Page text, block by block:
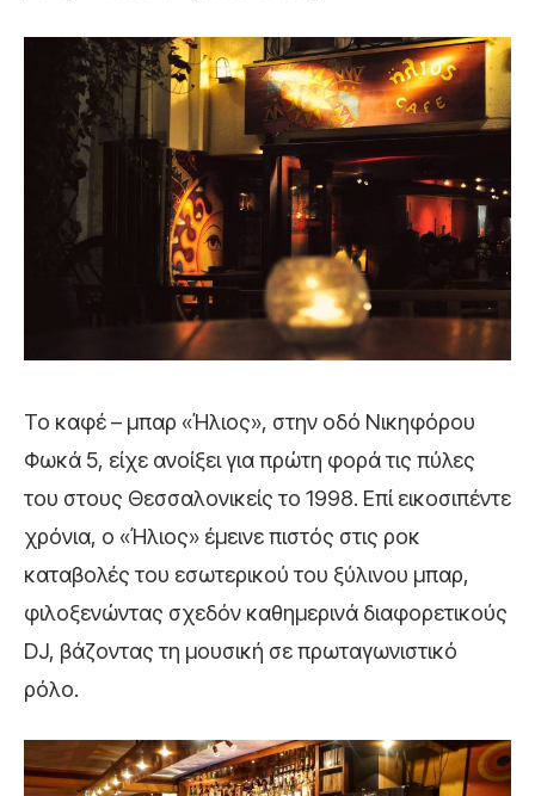
Το καφέ – μπαρ «Ήλιος», στην οδό Νικηφόρου
Φωκά 5, είχε ανοίξει για πρώτη φορά τις πύλες
του στους Θεσσαλονικείς το 1998. Επί εικοσιπέντε
χρόνια, ο «Ήλιος» έμεινε πιστός στις ροκ
καταβολές του εσωτερικού του ξύλινου μπαρ,
φιλοξενώντας σχεδόν καθημερινά διαφορετικούς
DJ, βάζοντας τη μουσική σε πρωταγωνιστικό
ρόλο.